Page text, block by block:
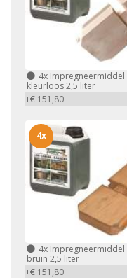
4x Impregneermiddel
kleurloos 2,5 liter
+€ 151,80
4x Impregneermiddel
bruin 2,5 liter
+€ 151,80
4x